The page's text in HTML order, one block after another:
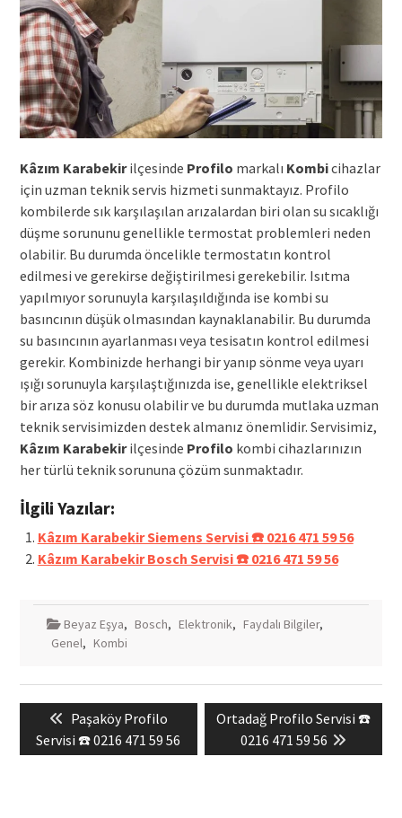
Kâzım Karabekirilçesinde Profilo markalı Kombicihazlar
için uzman teknik servis hizmeti sunmaktayız. Profilo
kombilerde sık karşılaşılan arızalardan biri olan su sıcaklığı
düşme sorununu genellikle termostat problemleri neden
olabilir. Bu durumda öncelikle termostatın kontrol
edilmesi ve gerekirse değiştirilmesi gerekebilir. Isıtma
yapılmıyor sorunuyla karşılaşıldığında ise kombi su
basıncının düşük olmasından kaynaklanabilir. Bu durumda
su basıncının ayarlanması veya tesisatın kontrol edilmesi
gerekir. Kombinizde herhangi bir yanıp sönme veya uyarı
ışığı sorunuyla karşılaştığınızda ise, genellikle elektriksel
bir arıza söz konusu olabilir ve bu durumda mutlaka uzman
teknik servisimizden destek almanız önemlidir. Servisimiz,
Kâzım Karabekirilçesinde Profilo kombi cihazlarınızın
her türlü teknik sorununa çözüm sunmaktadır.
İlgili Yazılar:
Kâzım Karabekir Siemens Servisi ☎️ 0216 471 59 56
Kâzım Karabekir Bosch Servisi ☎️ 0216 471 59 56
Beyaz Eşya, Bosch, Elektronik, Faydalı Bilgiler,
Genel, Kombi
gezinmesiPrevious
post:
Paşaköy Profilo
Servisi ☎️ 0216 471 59 56
Next
post:
Ortadağ Profilo Servisi ☎️
0216 471 59 56